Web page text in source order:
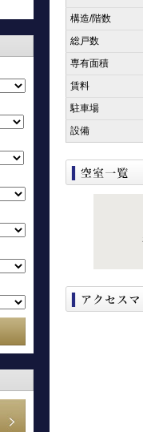
構造/階数
総戸数
専有面積
賃料
駐車場
設備